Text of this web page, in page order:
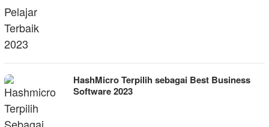
HashMicro Terpilih sebagai Best Business
Software 2023